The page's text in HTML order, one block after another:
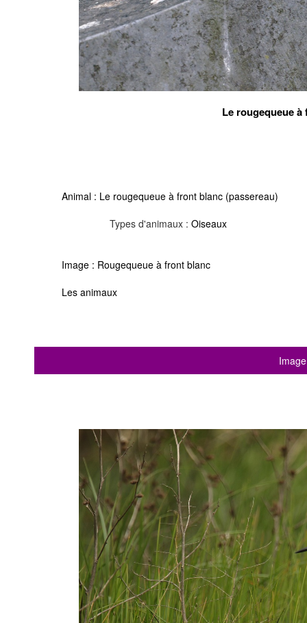
Le rougequeue
Animal : Le rougequeue à front blanc (passereau)
Types d'animaux : Oiseaux
Image : Rougequeue à front blanc
Les animaux